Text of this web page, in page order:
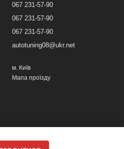
067 231-57-90
067 231-57-90
067 231-57-90
autotuning08@ukr.net
м. Київ
Мапа проїзду